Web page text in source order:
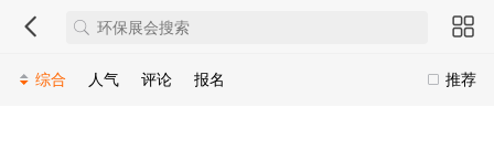
推荐
综合 人气 评论 报名